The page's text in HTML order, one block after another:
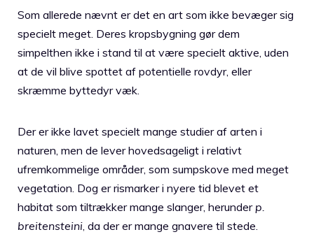
Som allerede nævnt er det en art som ikke bevæger sig
specielt meget. Deres kropsbygning gør dem
simpelthen ikke i stand til at være specielt aktive, uden
at de vil blive spottet af potentielle rovdyr, eller
skræmme byttedyr væk.
Der er ikke lavet specielt mange studier af arten i
naturen, men de lever hovedsageligt i relativt
ufremkommelige områder, som sumpskove med meget
vegetation. Dog er rismarker i nyere tid blevet et
habitat som tiltrækker mange slanger, herunder p.
breitensteini , da der er mange gnavere til stede.